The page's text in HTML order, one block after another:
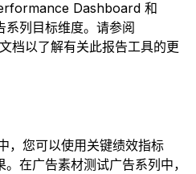
Dashboard 和
系列目标维度。请参阅
文档以了解有关此报告工具的更
，您可以使用关键绩效指标
在广告素材测试广告系列中，